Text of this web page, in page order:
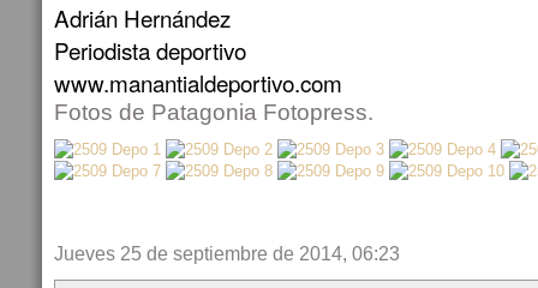
Adrián Hernández
Periodista deportivo
www.manantialdeportivo.com
Fotos de Patagonia Fotopress.
Jueves 25 de septiembre de 2014, 06:23